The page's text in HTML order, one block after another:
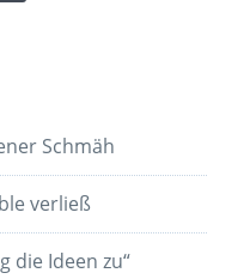
Schmäh
verließ
die Ideen zu“